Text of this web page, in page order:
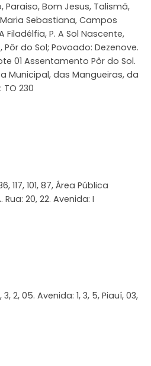
Paraiso, Bom Jesus, Talismã,
Sebastiana, Campos
Filadélfia, P. A Sol Nascente,
Pôr do Sol; Povoado: Dezenove.
01 Assentamento Pôr do Sol.
Municipal, das Mangueiras, da
TO 230
117, 101, 87, Área Pública
Rua: 20, 22. Avenida: I
3, 2, 05. Avenida: 1, 3, 5, Piauí, 03,